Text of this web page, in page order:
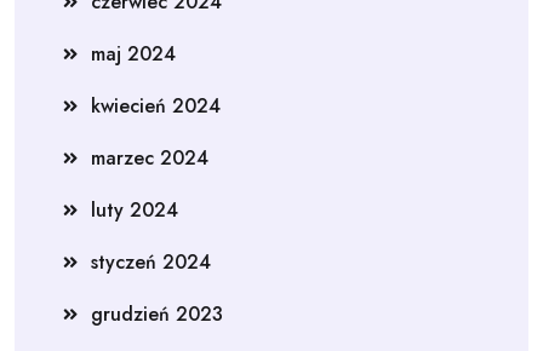
maj 2024
kwiecień 2024
marzec 2024
luty 2024
styczeń 2024
grudzień 2023